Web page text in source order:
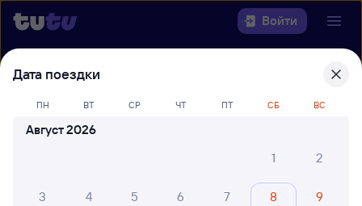
Войти
Выберите день, чтобы найти
билеты Сочи — Тула
Откуда
Дата поездки
ПН ВТ СР ЧТ ПТ СБ ВС
Август 2026
1
2
3 4 5 6 7 8 9